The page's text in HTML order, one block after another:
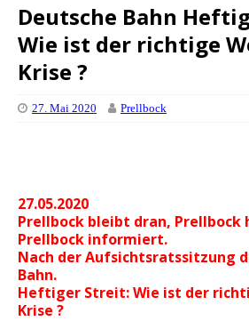
Deutsche Bahn
Wie ist der richtige
Krise ?
27. Mai 2020 Prellbock
27.05.2020
Prellbock bleibt dran, Prellbock
Prellbock informiert.
Nach der Aufsichtsratssitzung
Bahn.
Heftiger Streit: Wie ist der
Krise ?